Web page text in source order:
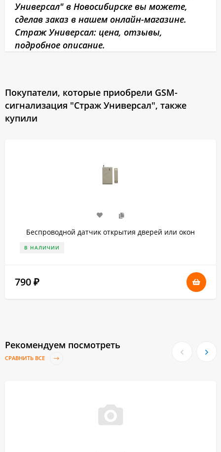
Универсал" в Новосибирске вы можете,
сделав заказ в нашем онлайн-магазине.
Страж Универсал: цена, отзывы,
подробное описание.
Покупатели, которые приобрели GSM-
сигнализация "Страж Универсал", также
купили
Беспроводной датчик открытия дверей или окон
В НАЛИЧИИ
790 ₽
Рекомендуем посмотреть
СРАВНИТЬ ВСЕ